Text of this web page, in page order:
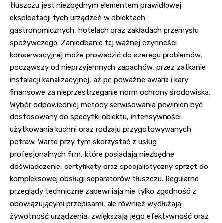
tłuszczu jest niezbędnym elementem prawidłowej
eksploatacji tych urządzeń w obiektach
gastronomicznych, hotelach oraz zakładach przemysłu
spożywczego. Zaniedbanie tej ważnej czynności
konserwacyjnej może prowadzić do szeregu problemów,
począwszy od nieprzyjemnych zapachów, przez zatkanie
instalacji kanalizacyjnej, aż po poważne awarie i kary
finansowe za nieprzestrzeganie norm ochrony środowiska.
Wybór odpowiedniej metody serwisowania powinien być
dostosowany do specyfiki obiektu, intensywności
użytkowania kuchni oraz rodzaju przygotowywanych
potraw. Warto przy tym skorzystać z usług
profesjonalnych firm, które posiadają niezbędne
doświadczenie, certyfikaty oraz specjalistyczny sprzęt do
kompleksowej obsługi separatorów tłuszczu. Regularne
przeglądy techniczne zapewniają nie tylko zgodność z
obowiązującymi przepisami, ale również wydłużają
żywotność urządzenia, zwiększają jego efektywność oraz